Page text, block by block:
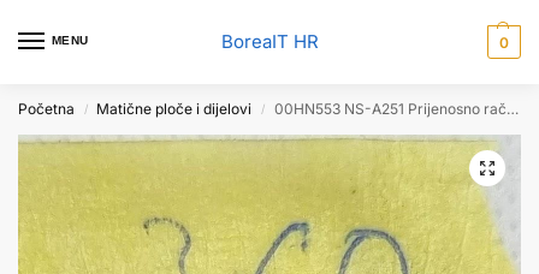
MENU BoreaIT HR 0
Početna / Matične ploče i dijelovi / 00HN553 NS-A251 Prijenosno računalo USB čitač kartica ploča za LENOVO ThinkPad T450